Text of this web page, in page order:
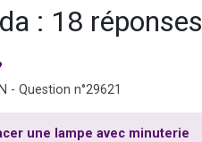
: 18 réponses
- Question n°29621
une lampe avec minuterie